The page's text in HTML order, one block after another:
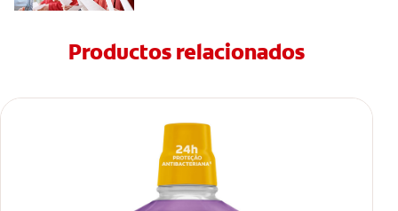
Productos relacionados